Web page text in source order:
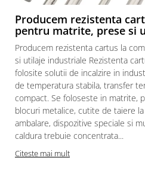
Pentru industria alimentară
Pentru industria materialelor
plastice
Pentru prelucrarea metalelor
Rezistențe pentru aer și gaze
Rezistențe pentru aparate
Rezistențe pentru echipamente
laborator
Rezistențe pentru matrițe
Rezistențe pentru mașini de
injecție
Producem rezistenta
pentru matrite, prese si
Producem rezistenta cartus la
si utilaje industriale Rezistenta
folosite solutii de incalzire in
de temperatura stabila, transfer
compact. Se foloseste in matrite,
blocuri metalice, cutite de taiere
ambalare, dispozitive speciale si
caldura trebuie concentrata...
Citeste mai mult